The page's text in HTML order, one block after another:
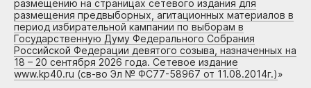
размещению на страницах сетевого издания для
размещения предвыборных, агитационных материалов в
период избирательной кампании по выборам в
Государственную Думу Федерального Собрания
Российской Федерации девятого созыва, назначенных на
18 – 20 сентября 2026 года. Сетевое издание
www.kp40.ru (св-во Эл № ФС77-58967 от 11.08.2014г.)»